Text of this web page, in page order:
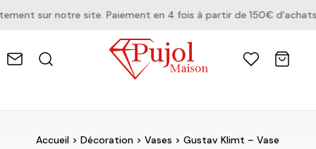
sur notre site. Paiement en 4 fois à partir de 150€ d'achats.
Accueil >Décoration >Vases > Gustav Klimt – Vase